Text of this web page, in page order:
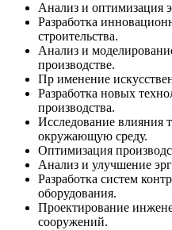
Анализ и оптимизация
Разработка
строительства.
Анализ и
производстве.
Пр именение
Разработка новых
производства.
Исследование влияния
окружающую среду.
Оптимизация
Анализ и улучшение
Разработка систем
оборудования.
Проектирование
сооружений.